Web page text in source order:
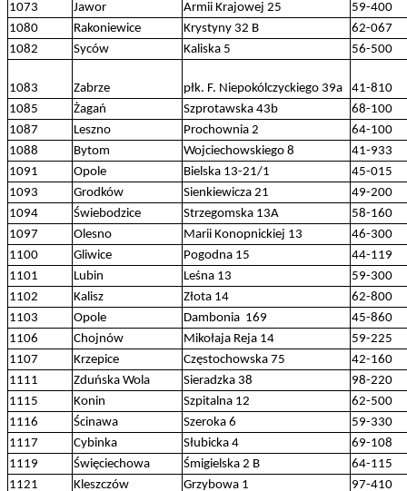
1073
Jawor Armii Krajowej 25
59-400
1080
Rakoniewice Krystyny 32 B
62-067
1082
Syców Kaliska 5 56-500
1083 Zabrze płk. F. Niepokólczyckiego 39a
41-810
1085
Żagań Szprotawska 43b
68-100
1087
Leszno Prochownia 2
64-100
1088
Bytom Wojciechowskiego 8
41-933
1091
Opole Bielska 13-21/1
45-015
1093
Grodków Sienkiewicza 21
49-200
1094
Świebodzice Strzegomska 13A
58-160
1097
Olesno Marii Konopnickiej 13
46-300
1100
Gliwice Pogodna 15
44-119
1101
Lubin Leśna 13
59-300
1102
Kalisz Złota 14
62-800
1103
Opole Dambonia 169
45-860
1106
Chojnów Mikołaja Reja 14
59-225
1107
Krzepice Częstochowska 75
42-160
1111
Zduńska Wola Sieradzka 38
98-220
1115
Konin Szpitalna 12
62-500
1116
Ścinawa Szeroka 6
59-330
1117
Cybinka Słubicka 4
69-108
1119
Święciechowa Śmigielska 2 B
64-115
1121
Kleszczów Grzybowa 1 97-410